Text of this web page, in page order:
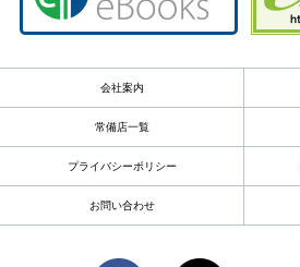
会社案内
常備店一覧
プライバシーポリシー
お問い合わせ